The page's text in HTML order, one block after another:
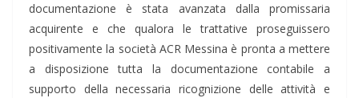
documentazione è stata avanzata dalla promissaria
acquirente e che qualora le trattative proseguissero
positivamente la società ACR Messina è pronta a mettere
a disposizione tutta la documentazione contabile a
supporto della necessaria ricognizione delle attività e